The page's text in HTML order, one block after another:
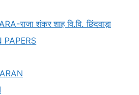
राजा शंकर शाह वि.वि. छिंदवाड़ा
PAPERS